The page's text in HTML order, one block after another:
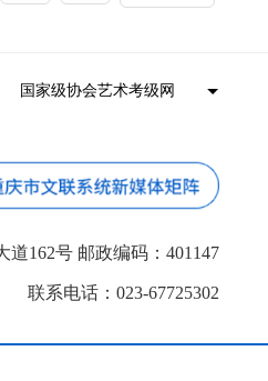
162号 邮政编码：401147
联系电话：023-67725302